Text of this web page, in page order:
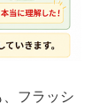
フラッシ